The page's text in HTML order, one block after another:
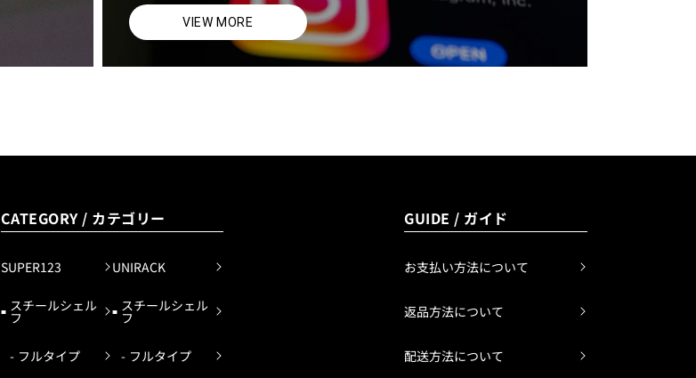
VIEW MORE
CATEGORY / カテゴリー
SUPER123
スチールシェル
フ
フルタイプ
UNIRACK
スチールシェル
フ
フルタイプ
GUIDE / ガイド
お支払い方法について
返品方法について
配送方法について